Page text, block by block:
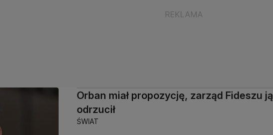
Orban miał propozycję, zarząd Fideszu ją
odrzucił
ŚWIAT